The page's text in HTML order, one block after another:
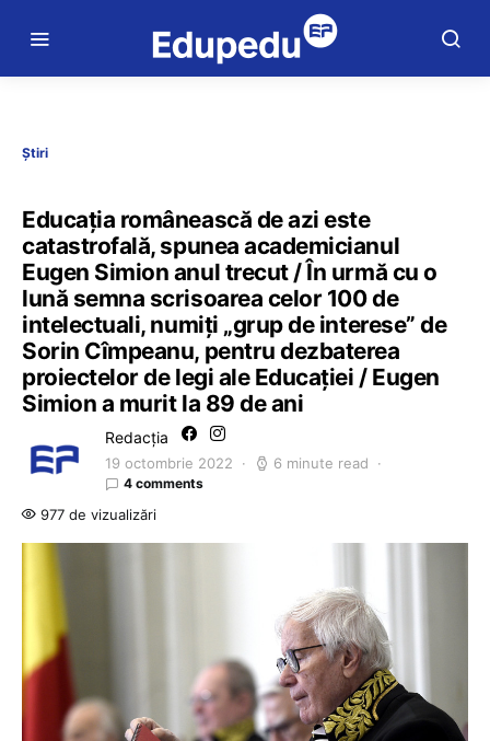
Știri
Educația românească de azi este
catastrofală, spunea academicianul
Eugen Simion anul trecut / În urmă cu o
lună semna scrisoarea celor 100 de
intelectuali, numiți „grup de interese” de
Sorin Cîmpeanu, pentru dezbaterea
proiectelor de legi ale Educației / Eugen
Simion a murit la 89 de ani
Redacția
19 octombrie 2022 6 minute read
4 comments
977 de vizualizări